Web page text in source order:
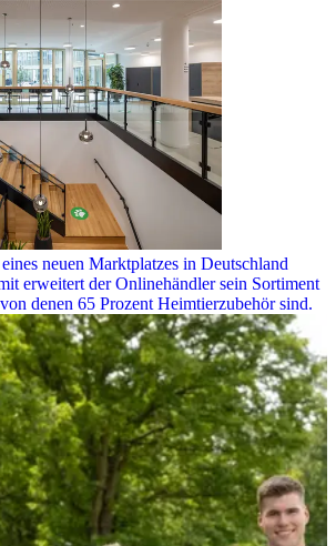
neuen Marktplatzes in Deutschland
erweitert der Onlinehändler sein Sortiment
denen 65 Prozent Heimtierzubehör sind.